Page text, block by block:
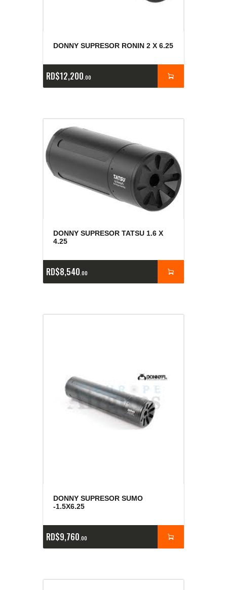
DONNY SUPRESOR RONIN 2 X 6.25
RD$12,200 00
DONNY SUPRESOR TATSU 1.6 X
4.25
RD$8,540 00
DONNY SUPRESOR SUMO
-1.5X6.25
RD$9,760 00